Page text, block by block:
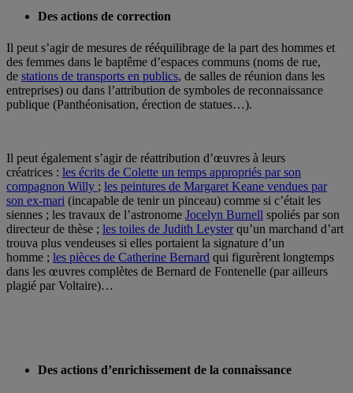
Des actions de correction
Il peut s’agir de mesures de rééquilibrage de la part des hommes et
des femmes dans le baptême d’espaces communs (noms de rue,
de stations de transports en publics, de salles de réunion dans les
entreprises) ou dans l’attribution de symboles de reconnaissance
publique (Panthéonisation, érection de statues…).
Il peut également s’agir de réattribution d’œuvres à leurs
créatrices : les écrits de Colette un temps appropriés par son
compagnon Willy ; les peintures de Margaret Keane vendues par
son ex-mari (incapable de tenir un pinceau) comme si c’était les
siennes ; les travaux de l’astronome Jocelyn Burnell spoliés par son
directeur de thèse ; les toiles de Judith Leysterqu’un marchand d’art
trouva plus vendeuses si elles portaient la signature d’un
homme ; les pièces de Catherine Bernard qui figurèrent longtemps
dans les œuvres complètes de Bernard de Fontenelle (par ailleurs
plagié par Voltaire)…
Des actions d’enrichissement de la connaissance